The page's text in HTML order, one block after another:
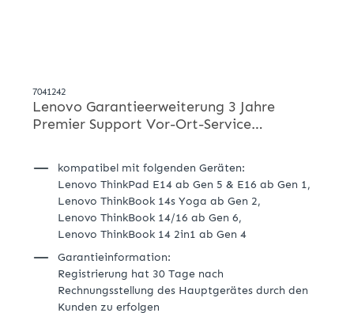
7041242
Lenovo Garantieerweiterung 3 Jahre
Premier Support Vor-Ort-Service
kompatibel mit folgenden Geräten:
Lenovo ThinkPad E14 ab Gen 5 & E16 ab Gen 1,
Lenovo ThinkBook 14s Yoga ab Gen 2,
Lenovo ThinkBook 14/16 ab Gen 6,
Lenovo ThinkBook 14 2in1 ab Gen 4
Garantieinformation:
Registrierung hat 30 Tage nach
Rechnungsstellung des Hauptgerätes durch den
Kunden zu erfolgen